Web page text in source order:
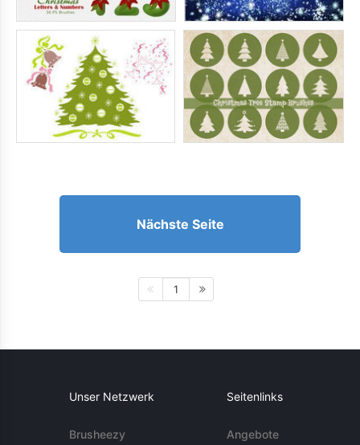
Nächste Seite
1
Unser Netzwerk
Brusheezy
Seitenlinks
Angebote